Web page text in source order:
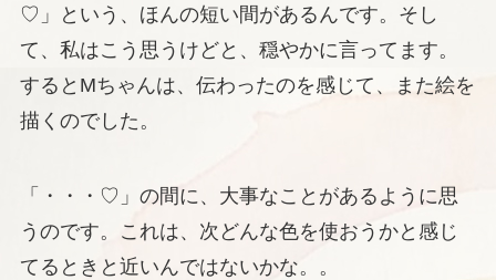
♡」という、ほんの短い間があるんです。そし
て、私はこう思うけどと、穏やかに言ってます。
するとMちゃんは、伝わったのを感じて、また絵を
描くのでした。
「・・・♡」の間に、大事なことがあるように思
うのです。これは、次どんな色を使おうかと感じ
てるときと近いんではないかな。。